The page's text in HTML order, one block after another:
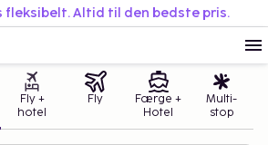
fleksibelt. Altid til den bedste pris.
Fly +
hotel
Fly
Færge +
Hotel
Multi-
stop